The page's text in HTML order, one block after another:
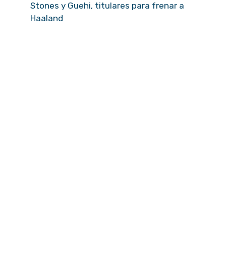
Stones y Guehi, titulares para frenar a
Haaland